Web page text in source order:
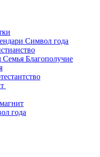
Символ года
Благополучие
года